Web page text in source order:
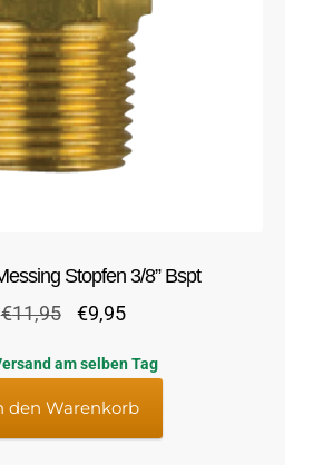
Stopfen 3/8” Bspt
€11,95
Ursprünglicher
war:
€11,95
€9,95Aktueller
ist:
€9,95.
am selben Tag
den Warenkorb